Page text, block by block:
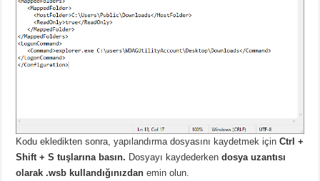
Kodu ekledikten sonra, yapılandırma dosyasını kaydetmek içinCtrl +
Shift + S tuşlarına basın. Dosyayı kaydederkendosya uzantısı
olarak .wsb kullandığınızdan emin olun.